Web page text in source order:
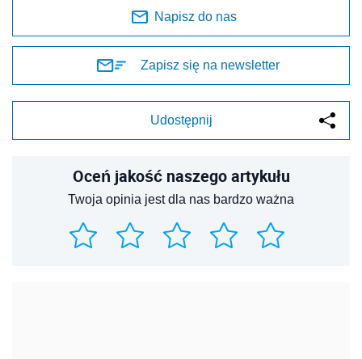
Napisz do nas
Zapisz się na newsletter
Udostępnij
Oceń jakość naszego artykułu
Twoja opinia jest dla nas bardzo ważna